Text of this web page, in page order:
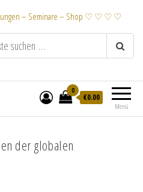
– Seminare – Shop ♡ ♡ ♡ ♡
Menü
0
€0.00
der globalen